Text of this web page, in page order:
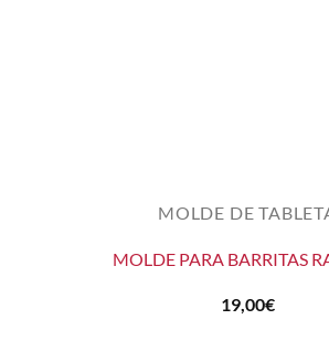
MOLDE DE
MOLDE PARA BARRITAS
19,00€